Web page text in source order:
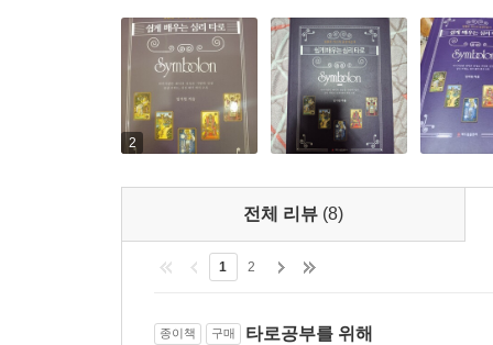
· 구속받기 싫어하고 공격적이다
· 직설적이고 무책임하다
· 끝마무리가 미흡하다
--- 본문 중에서
우리는 예측할 수 없는 일들에 두려움을 느낀다.
타로를 통해 비끼는 수많은 사람과 사연은 유사
무의식에 깊이 꽁꽁 숨어있는 내면의 아이가 보
다양한 감정의 찌꺼기들이 외적 상황으로 표출
못하고, 타인과도 거리감을 유지하면서 스스로 침
심볼론은 ‘치유’의 카드이다. 페르소나를 벗어 버
내는 78장의 카드는 감정과 관계의 다양한 집합
있는 용기를 준다. 주관적으로 투사되는 심볼론
소통하고, 타인의 삶을 이해하고 자신을 둘러싼
2
전체 리뷰 (8)
1 2
종이책 구매 타로공부를 위해